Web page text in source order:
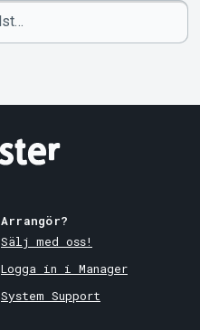
Arrangör?
Sälj med oss!
Logga in i Manager
System Support